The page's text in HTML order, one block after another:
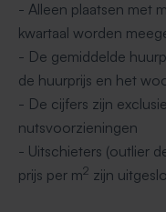
- Alleen plaatsen met
kwartaal worden
- De gemiddelde
de huurprijs en het
- De cijfers zijn
nutsvoorzieningen
- Uitschieters (outlier
prijs per m2 zijn